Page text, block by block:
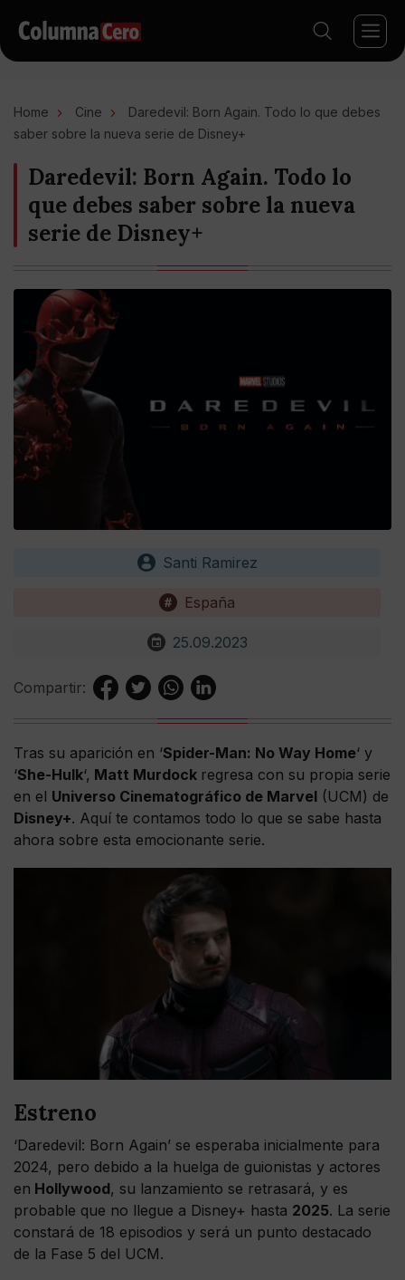
Home Cine
Daredevil: Born Again. Todo lo que debes
saber sobre la nueva serie de Disney+
Daredevil: Born Again. Todo lo
que debes saber sobre la nueva
serie de Disney+
Santi Ramirez
España
25.09.2023
Compartir:
Tras su aparición en ‘Spider-Man: No Way Home‘ y
‘She-Hulk‘, Matt Murdock regresa con su propia serie
en el Universo Cinematográfico de Marvel (UCM) de
Disney+. Aquí te contamos todo lo que se sabe hasta
ahora sobre esta emocionante serie.
Estreno
‘Daredevil: Born Again’ se esperaba inicialmente para
2024, pero debido a la huelga de guionistas y actores
en Hollywood, su lanzamiento se retrasará, y es
probable que no llegue a Disney+ hasta 2025. La serie
constará de 18 episodios y será un punto destacado
de la Fase 5 del UCM.